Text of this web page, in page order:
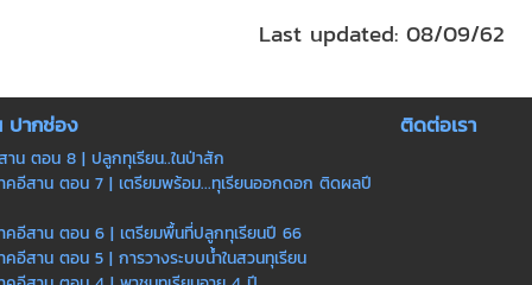
Last updated: 08/09/62
ปากช่อง
าน ตอน 8 | ปลูกทุเรียน..ในป่าสัก
คอีสาน ตอน 7 | เตรียมพร้อม...ทุเรียนออกดอก ติดผลปี
คอีสาน ตอน 6 | เตรียมพื้นที่ปลูกทุเรียนปี 66
อีสาน ตอน 5 | การวางระบบน้ำในสวนทุเรียน
ติดต่อเรา